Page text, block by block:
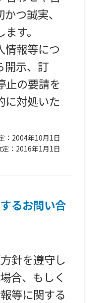
つ誠実、
す。
情報等につ
開示、訂
止の要請を
に対処いた
：2004年10月1日
：2016年1月1日
るお問い合
針を遵守し
合、もしく
等に関する